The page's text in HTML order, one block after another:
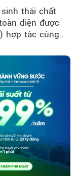
thái chất
diện được
hợp tác cùng